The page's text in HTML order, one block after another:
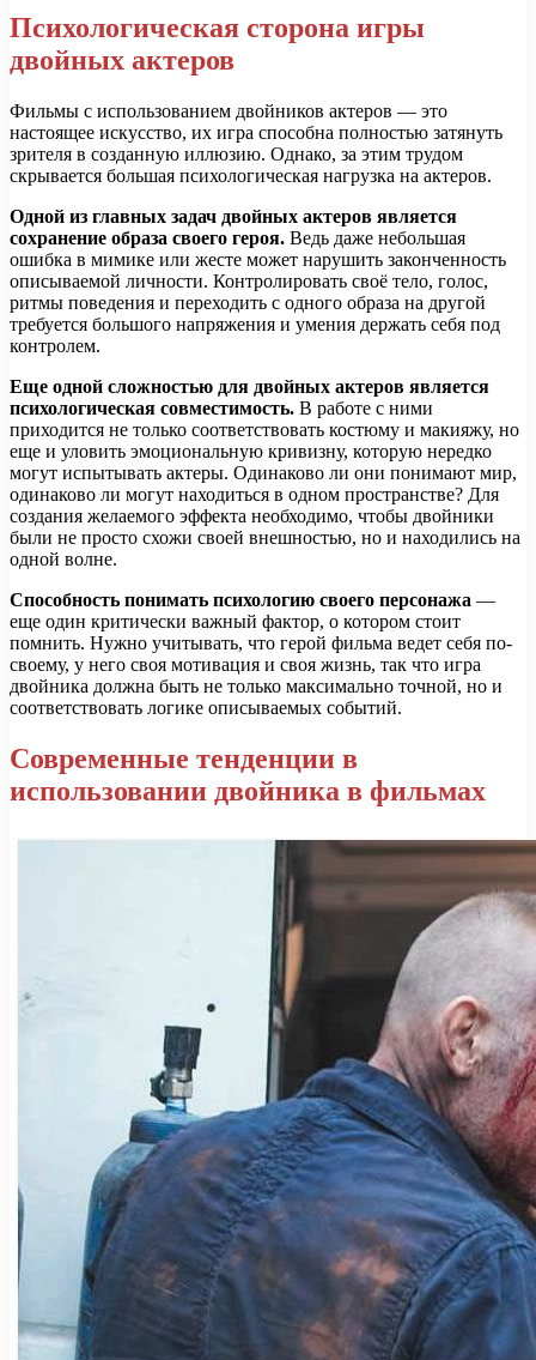
Психологическая сторона игры
двойных актеров
Фильмы с использованием двойников актеров — это
настоящее искусство, их игра способна полностью затянуть
зрителя в созданную иллюзию. Однако, за этим трудом
скрывается большая психологическая нагрузка на актеров.
Одной из главных задач двойных актеров является
сохранение образа своего героя. Ведь даже небольшая
ошибка в мимике или жесте может нарушить законченность
описываемой личности. Контролировать своё тело, голос,
ритмы поведения и переходить с одного образа на другой
требуется большого напряжения и умения держать себя под
контролем.
Еще одной сложностью для двойных актеров является
психологическая совместимость. В работе с ними
приходится не только соответствовать костюму и макияжу, но
еще и уловить эмоциональную кривизну, которую нередко
могут испытывать актеры. Одинаково ли они понимают мир,
одинаково ли могут находиться в одном пространстве? Для
создания желаемого эффекта необходимо, чтобы двойники
были не просто схожи своей внешностью, но и находились на
одной волне.
Способность понимать психологию своего персонажа —
еще один критически важный фактор, о котором стоит
помнить. Нужно учитывать, что герой фильма ведет себя по-
своему, у него своя мотивация и своя жизнь, так что игра
двойника должна быть не только максимально точной, но и
соответствовать логике описываемых событий.
Современные тенденции в
использовании двойника в фильмах